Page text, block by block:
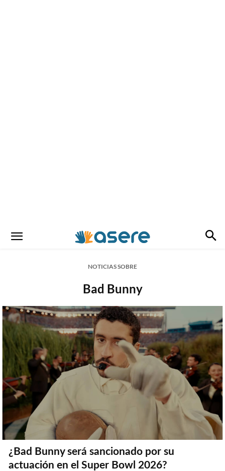
NOTICIAS SOBRE
Bad Bunny
¿Bad Bunny será sancionado por su
actuación en el Super Bowl 2026?